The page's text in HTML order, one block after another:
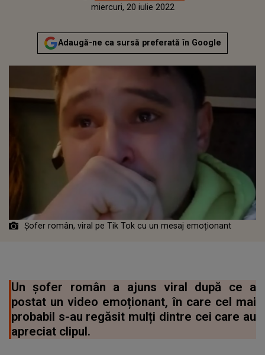
Actualizat:
miercuri, 20 iulie 2022
Adaugă-ne ca sursă preferată în Google
Șofer român, viral pe Tik Tok cu un mesaj emoționant
Un șofer român a ajuns viral după ce a
postat un video emoționant, în care cel mai
probabil s-au regăsit mulți dintre cei care au
apreciat clipul.